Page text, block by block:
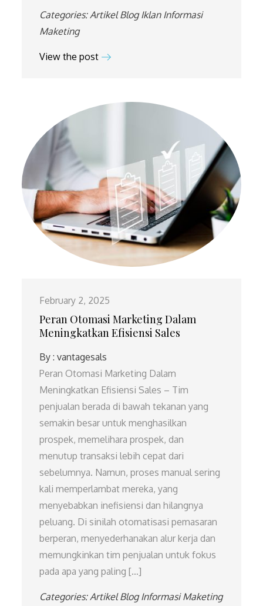
Categories: Artikel Blog Iklan Informasi
Maketing
View the post
February 2, 2025
Peran Otomasi Marketing Dalam
Meningkatkan Efisiensi Sales
By :vantagesals
Peran Otomasi Marketing Dalam
Meningkatkan Efisiensi Sales – Tim
penjualan berada di bawah tekanan yang
semakin besar untuk menghasilkan
prospek, memelihara prospek, dan
menutup transaksi lebih cepat dari
sebelumnya. Namun, proses manual sering
kali memperlambat mereka, yang
menyebabkan inefisiensi dan hilangnya
peluang. Di sinilah otomatisasi pemasaran
berperan, menyederhanakan alur kerja dan
memungkinkan tim penjualan untuk fokus
pada apa yang paling […]
Categories: Artikel Blog Informasi Maketing